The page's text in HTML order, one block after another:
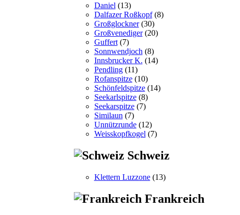
Daniel (13)
Dalfazer Roßkopf(8)
Großglockner(30)
Großvenediger(20)
Guffert(7)
Sonnwendjoch (8)
Innsbrucker K. (14)
Pendling(11)
Rofanspitze(10)
Schönfeldspitze(14)
Seekarlspitze(8)
Seekarspitze(7)
Similaun (7)
Unnützrunde(12)
Weisskopfkogel (7)
Schweiz
Klettern Luzzone(13)
Frankreich